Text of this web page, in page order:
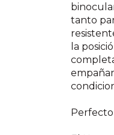
tanto
la
Perfecto